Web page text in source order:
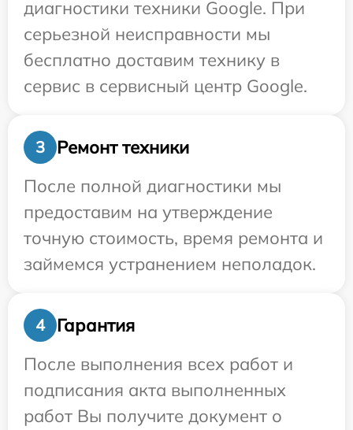
диагностики техники Google. При
серьезной неисправности мы
бесплатно доставим технику в
сервис в сервисный центр Google.
3
Ремонт техники
После полной диагностики мы
предоставим на утверждение
точную стоимость, время ремонта и
займемся устранением неполадок.
4
Гарантия
После выполнения всех работ и
подписания акта выполненных
работ Вы получите документ о